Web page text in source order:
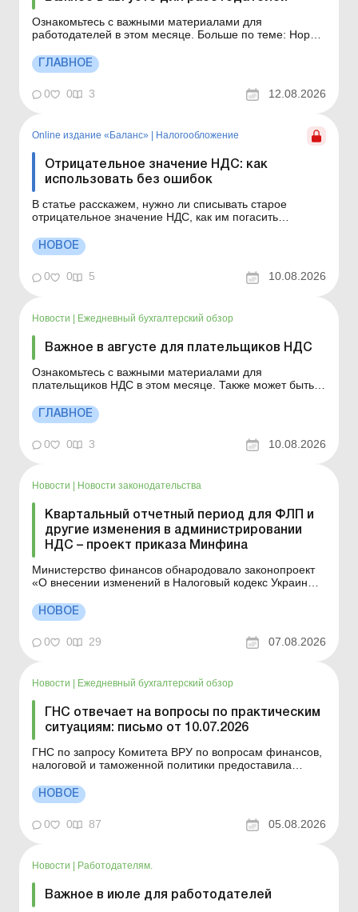
Ознакомьтесь с важными материалами для
работодателей в этом месяце. Больше по теме: Нормы
Ответственность за нарушение законодательства о
труде Не облагаемые налогом размеры доходов,
зависящие от МЗП и ПМ Также может быть полезным:
Важное в авг...
ГЛАВНОЕ
0 0 3 12.08.2026
Online издание «Баланс» Налогообложение
Отрицательное значение НДС: как
использовать без ошибок
В статье расскажем, нужно ли списывать старое
отрицательное значение НДС, как им погасить
НДС только ради налоговой нагрузки. 1. Нужно ли
списывать отрицательное значение НДС, которому уже
более 1 095 дней? Отметка «более трех лет» част...
НОВОЕ
0 0 5 10.08.2026
Новости | Ежедневный бухгалтерский обзор
Важное в августе для плательщиков НДС
Ознакомьтесь с важными материалами для
плательщиков НДС в этом месяце. Также может быть
для единщиков Важное в августе для работодателей
Квартальный отчетный период для ФЛП и другие
изменения в администрировании НДС – проект
приказа М...
ГЛАВНОЕ
0 0 3 10.08.2026
Новости | Новости законодательства
Квартальный отчетный период для ФЛП и
другие изменения в администрировании
НДС – проект приказа Минфина
Министерство финансов обнародовало законопроект
«О внесении изменений в Налоговый кодекс Украины
администрирования налога на добавленную
стоимость». Больше по теме: НДС: изменения-2026
НДС-регистрация: пошаговый алгоритм Министерство
финансов 6 авгу...
НОВОЕ
0 0 29 07.08.2026
Новости Ежедневный бухгалтерский обзор
ГНС отвечает на вопросы по практическим
ситуациям: письмо от 10.07.2026
ГНС по запросу Комитета ВРУ по вопросам финансов,
налоговой и таможенной политики предоставила
налогового законодательства Украины. Больше по
теме: ГНС отвечает на вопросы по практическим
вопросы по практ...
НОВОЕ
0 0 87 05.08.2026
Новости Работодателям.
Важное в июле для работодателей